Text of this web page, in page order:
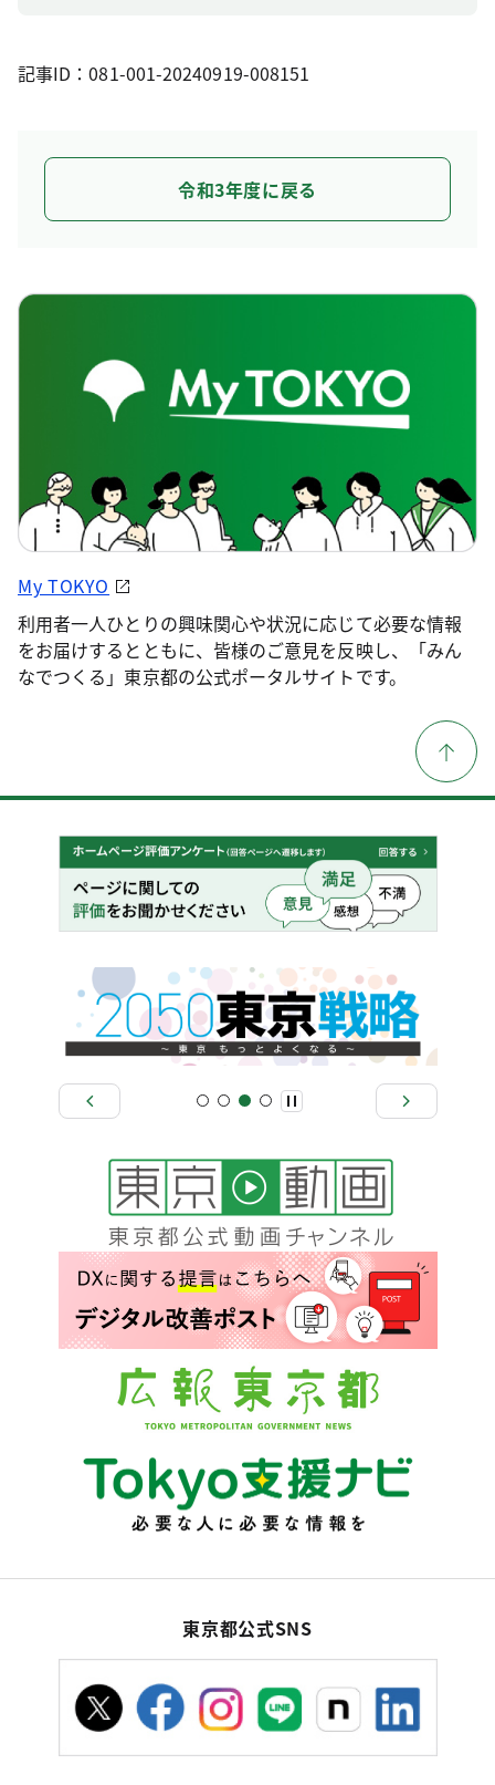
記事ID：081-001-20240919-008151
令和3年度に戻る
My TOKYO
利用者一人ひとりの興味関心や状況に応じて必要な情報
をお届けするとともに、皆様のご意見を反映し、「みん
なでつくる」東京都の公式ポータルサイトです。
東京都公式SNS